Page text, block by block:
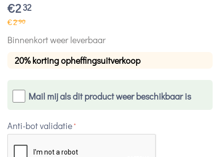
€232
€290
Binnenkort weer leverbaar
20% korting opheffingsuitverkoop
Mail mij als dit product weer beschikbaar is
Anti-bot validatie